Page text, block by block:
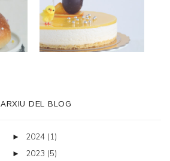
ARXIU DEL BLOG
► 2024 (1)
► 2023 (5)